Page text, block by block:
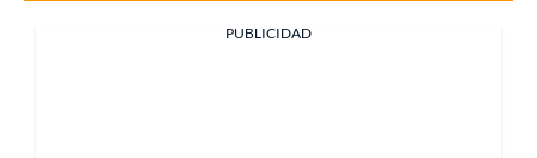
PUBLICIDAD